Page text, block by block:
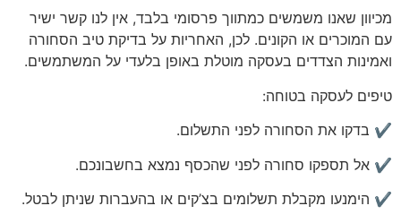
מכיוון שאנו משמשים כמתווך פרסומי בלבד, אין לנו קשר ישיר
עם המוכרים או הקונים. לכן, האחריות על בדיקת טיב הסחורה
ואמינות הצדדים בעסקה מוטלת באופן בלעדי על המשתמשים.
טיפים לעסקה בטוחה:
✔️ בדקו את הסחורה לפני התשלום.
✔️ אל תספקו סחורה לפני שהכסף נמצא בחשבונכם.
✔️ הימנעו מקבלת תשלומים בצ’קים או בהעברות שניתן לבטל.